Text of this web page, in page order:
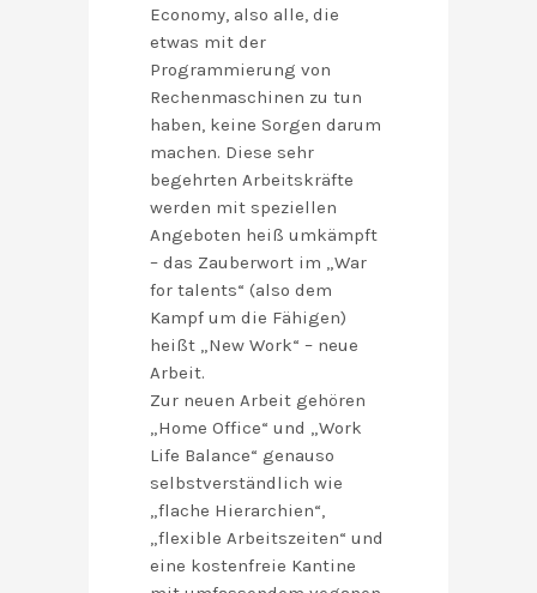
Economy, also alle, die
etwas mit der
Programmierung von
Rechenmaschinen zu tun
haben, keine Sorgen darum
machen. Diese sehr
begehrten Arbeitskräfte
werden mit speziellen
Angeboten heiß umkämpft
– das Zauberwort im „War
for talents“ (also dem
Kampf um die Fähigen)
heißt „New Work“ – neue
Arbeit.
Zur neuen Arbeit gehören
„Home Office“ und „Work
Life Balance“ genauso
selbstverständlich wie
„flache Hierarchien“,
„flexible Arbeitszeiten“ und
eine kostenfreie Kantine